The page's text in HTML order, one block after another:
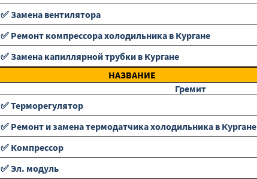
✅ Замена вентилятора
✅ Ремонт компрессора холодильника в Кургане
✅ Замена капиллярной трубки в Кургане
НАЗВАНИЕ
Гремит
✅ Терморегулятор
✅ Ремонт и замена термодатчика холодильника в Кургане
✅ Компрессор
✅ Эл. модуль